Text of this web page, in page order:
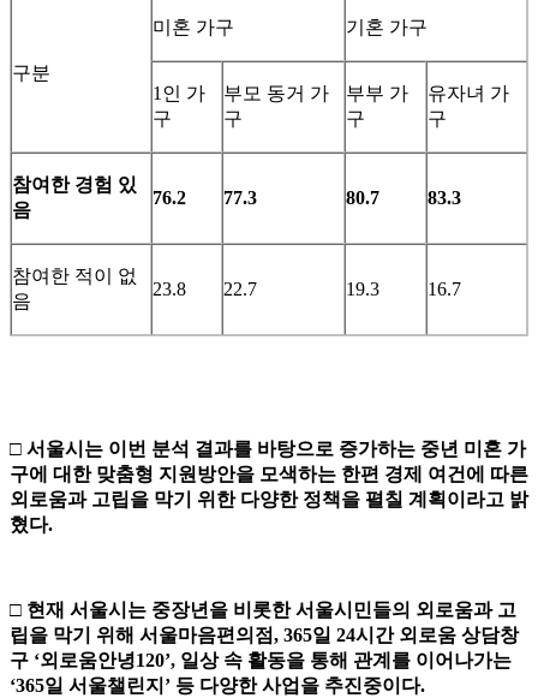
구분
미혼 가구 기혼 가구
1인 가
구
부모 동거 가
구
부부 가
구
유자녀 가
구
참여한 경험 있
음
76.2 77.3 80.7 83.3
참여한 적이 없
음
23.8 22.7 19.3 16.7
□ 서울시는 이번 분석 결과를 바탕으로 증가하는 중년 미혼 가
구에 대한 맞춤형 지원방안을 모색하는 한편 경제 여건에 따른
외로움과 고립을 막기 위한 다양한 정책을 펼칠 계획이라고 밝
혔다.
□ 현재 서울시는 중장년을 비롯한 서울시민들의 외로움과 고
립을 막기 위해 서울마음편의점, 365일 24시간 외로움 상담창
구 ‘외로움안녕120’, 일상 속 활동을 통해 관계를 이어나가는
‘365일 서울챌린지 ’ 등 다양한 사업을 추진중이다.